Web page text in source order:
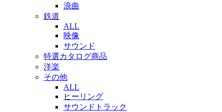
浪曲
鉄道
ALL
映像
サウンド
特選カタログ商品
洋楽
その他
ALL
ヒーリング
サウンドトラック